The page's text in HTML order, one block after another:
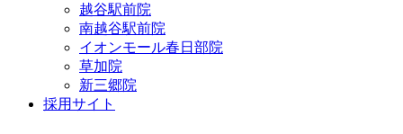
越谷駅前院
南越谷駅前院
イオンモール春日部院
草加院
新三郷院
採用サイト